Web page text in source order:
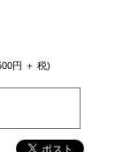
円 ＋ 税)